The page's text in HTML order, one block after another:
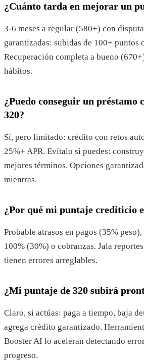
¿Cuánto tarda en mejorar un
3-6 meses a regular (580+) con
garantizadas: subidas de 100+ puntos
Recuperación completa a bueno
hábitos.
¿Puedo conseguir un préstamo
320?
Sí, pero limitado: crédito con retos
25%+ APR. Evítalo si puedes:
mejores términos. Opciones
mientras.
¿Por qué mi puntaje crediticio
Probable atrasos en pagos (35%
100% (30%) o cobranzas. Jala
tienen errores arreglables.
¿Mi puntaje de 320 subirá
Claro, si actúas: paga a tiempo, baja
agrega crédito garantizado.
Booster AI lo aceleran detectando
progreso.